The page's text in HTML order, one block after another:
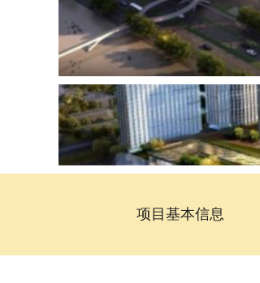
项目基本信息